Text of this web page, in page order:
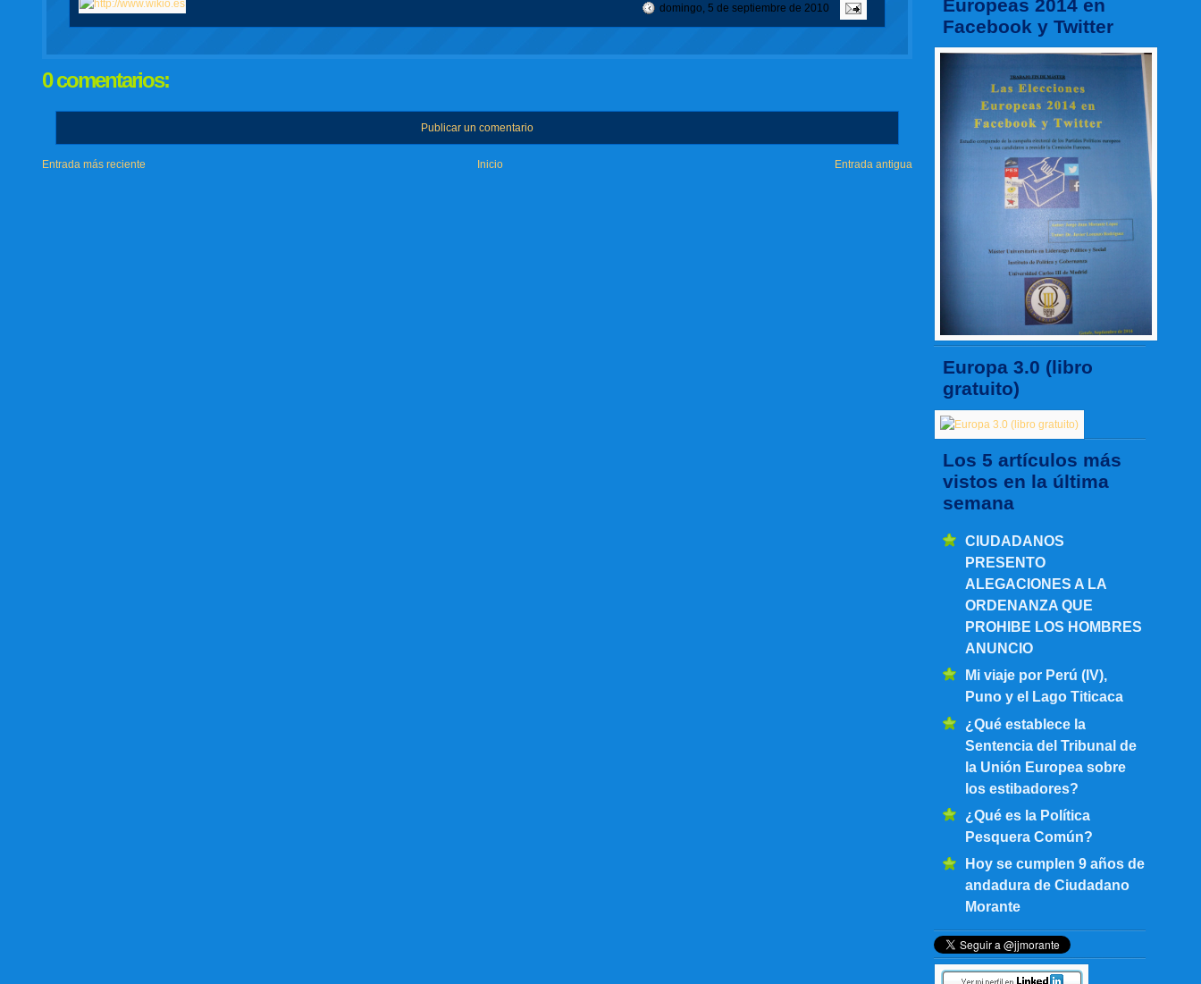
Europeas 2014 en
Facebook y Twitter
Europa 3.0 (libro
gratuito)
Los 5 artículos más
vistos en la última
semana
CIUDADANOS
PRESENTO
ALEGACIONES A LA
ORDENANZA QUE
PROHIBE LOS HOMBRES
ANUNCIO
Mi viaje por Perú (IV),
Puno y el Lago Titicaca
¿Qué establece la
Sentencia del Tribunal de
la Unión Europea sobre
los estibadores?
¿Qué es la Política
Pesquera Común?
Hoy se cumplen 9 años de
andadura de Ciudadano
Morante
domingo, 5 de septiembre de 2010
0 comentarios:
Publicar un comentario
Entrada más reciente Entrada antigua
Inicio